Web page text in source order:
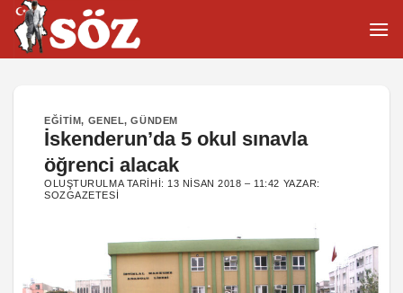
İçeriğe
atla
EĞITIM, GENEL,GÜNDEM
İskenderun’da 5 okul sınavla
öğrenci alacak
OLUŞTURULMA TARIHI: 13 NISAN 2018 – 11:42 YAZAR:
SOZGAZETESI